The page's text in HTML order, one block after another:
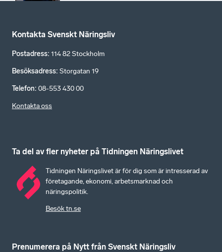
Kontakta Svenskt Näringsliv
Postadress: 114 82 Stockholm
Besöksadress: Storgatan 19
Telefon: 08-553 430 00
Kontakta oss
Ta del av fler nyheter på Tidningen Näringslivet
Tidningen Näringslivet är för dig som är intresserad av
företagande, ekonomi, arbetsmarknad och
näringspolitik.
Besök tn.se
Prenumerera på Nytt från Svenskt Näringsliv